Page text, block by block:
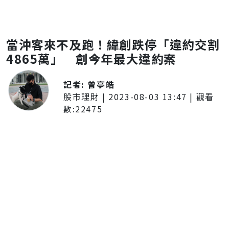
當沖客來不及跑！緯創跌停「違約交割
4865萬」 創今年最大違約案
記者: 曾亭皓
股市理財 | 2023-08-03 13:47 | 觀看
數:22475